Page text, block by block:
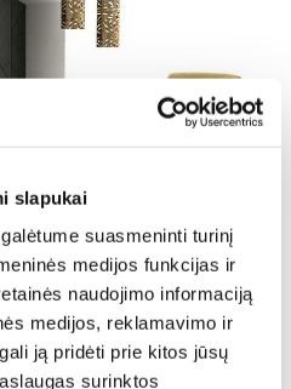
slapukai
suasmeninti turinį
medijos funkcijas ir
naudojimo informaciją
medijos, reklamavimo ir
ją pridėti prie kitos jūsų
surinktos
-
jūsų